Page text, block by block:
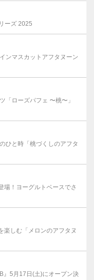
ーズ 2025
ンマスカットアフタヌーン
「ローズパフェ 〜桃〜」
ひと時「桃づくしのアフタ
場！ヨーグルトベースでさ
楽しむ「メロンのアフタヌ
』5月17日(土)にオープン決